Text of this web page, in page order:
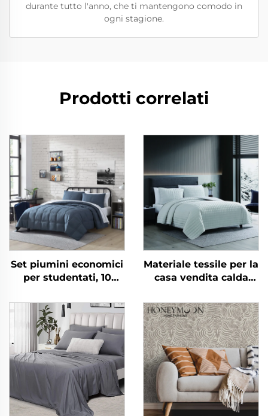
durante tutto l'anno, che ti mantengono comodo in
ogni stagione.
Prodotti correlati
Set piumini economici
per studentati, 10
domestico in camera
da letto
Materiale tessile per la
casa vendita calda
flanella morbidissima
reversibile per camera
da letto